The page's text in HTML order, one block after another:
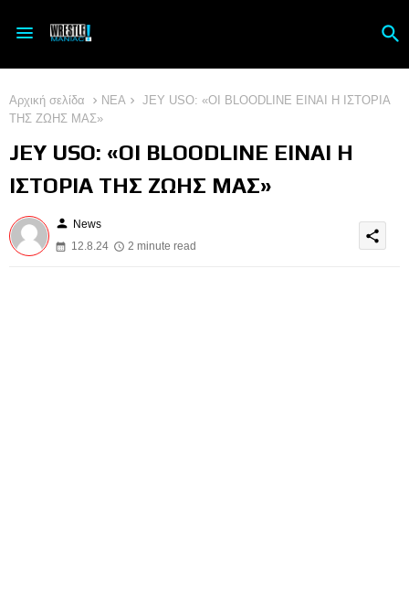
Αρχική σελίδα ΝΕΑ
JEY USO: «ΟΙ BLOODLINE ΕΙΝΑΙ Η ΙΣΤΟΡΙΑ
ΤΗΣ ΖΩΗΣ ΜΑΣ»
JEY USO: «ΟΙ BLOODLINE ΕΙΝΑΙ Η
ΙΣΤΟΡΙΑ ΤΗΣ ΖΩΗΣ ΜΑΣ»
person News
12.8.24
2 minute read
share